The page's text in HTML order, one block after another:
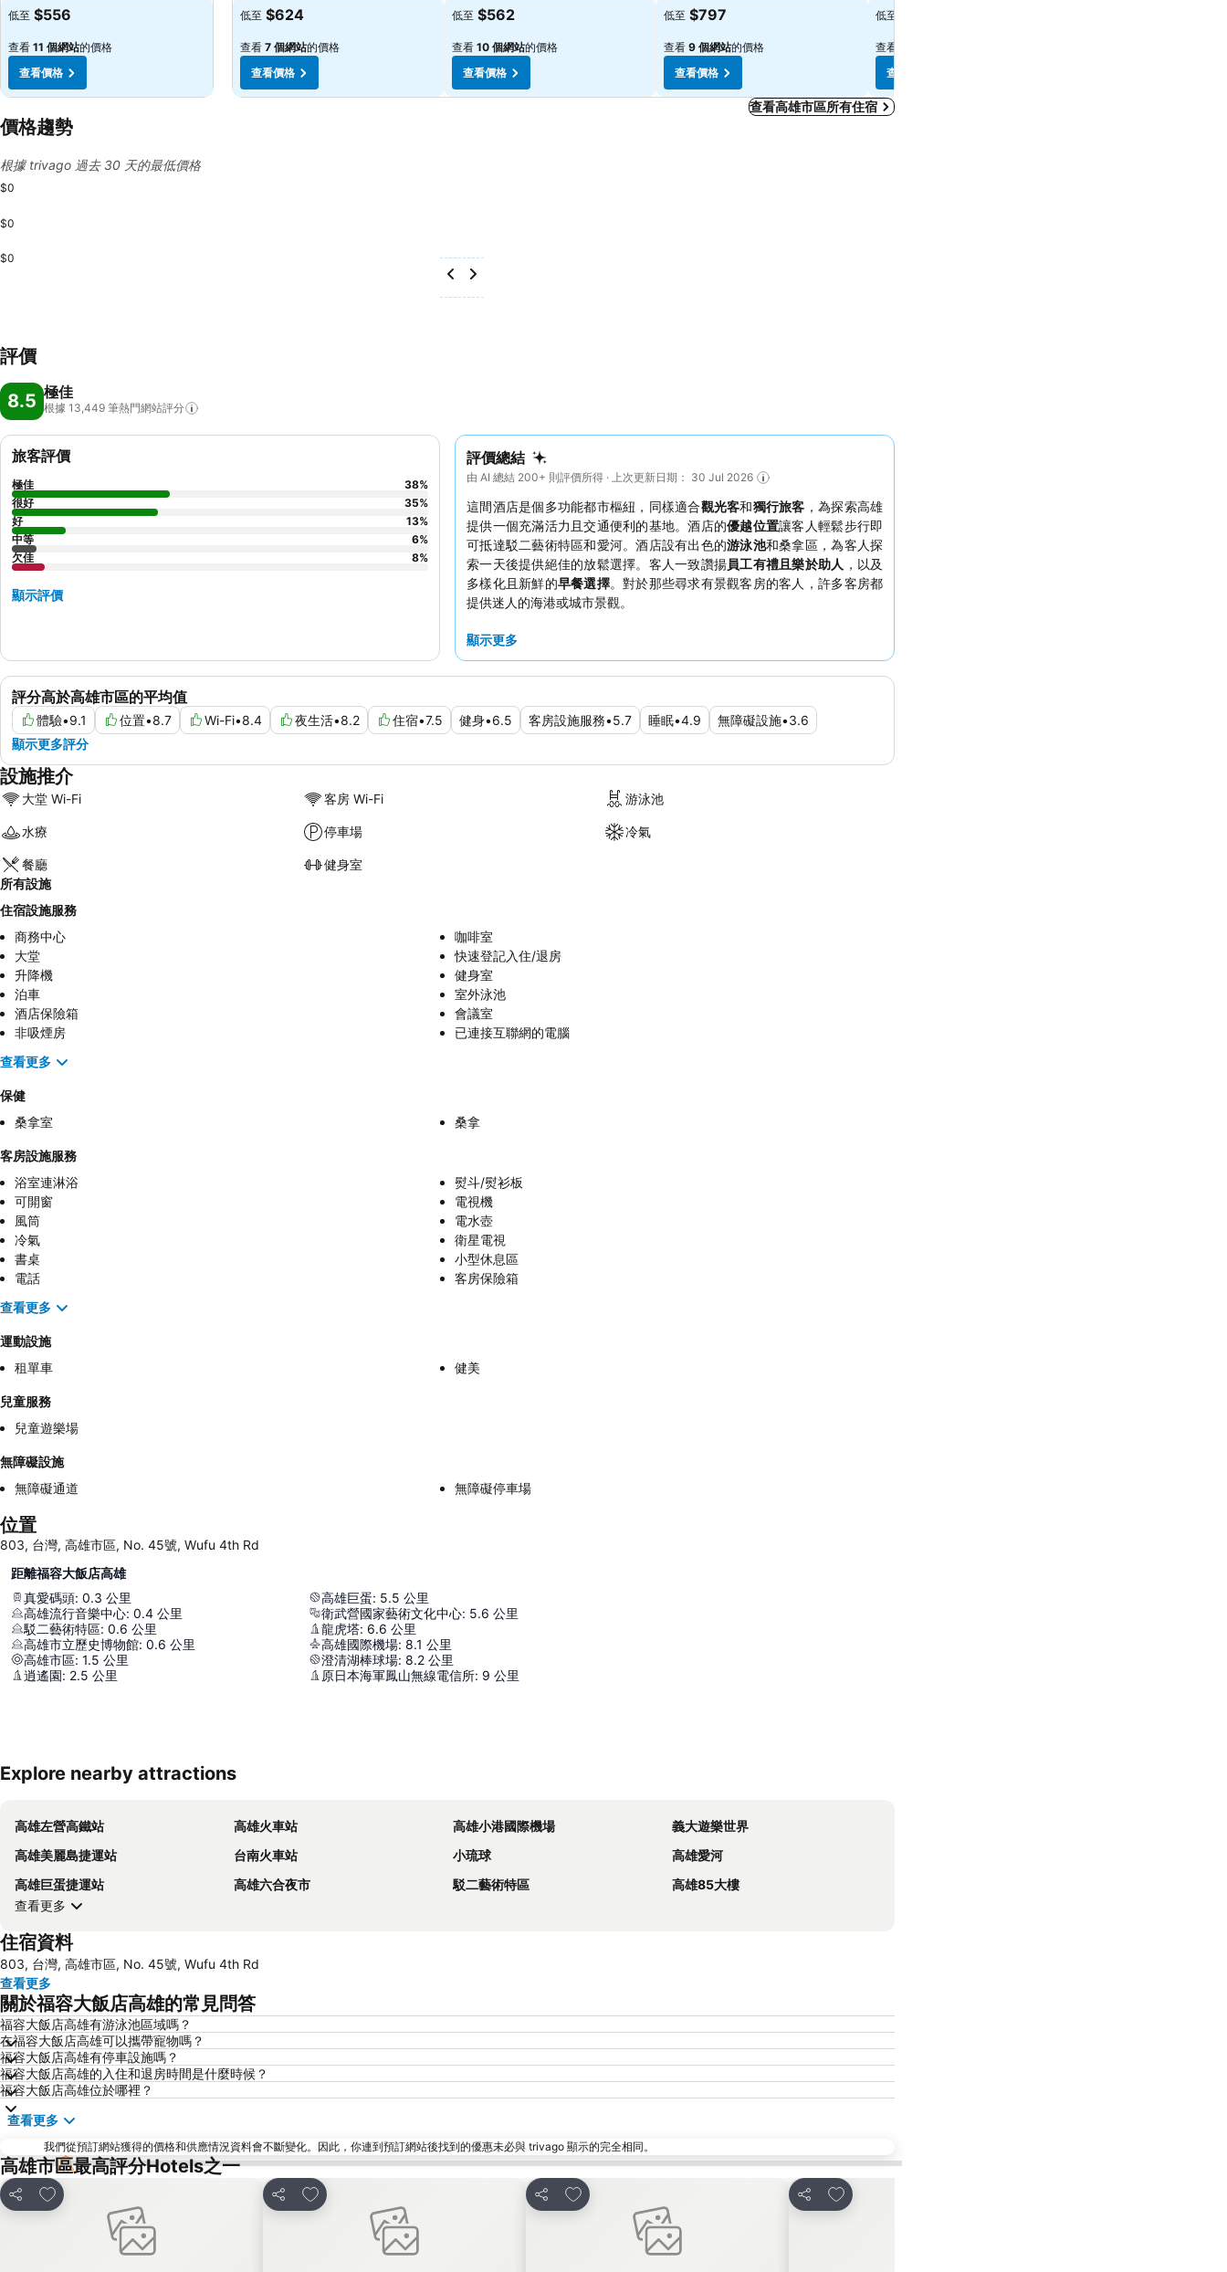
查看價格
低至 $556
查看 11 個網站的價格
查看價格
查看價格
低至 $624
查看 7 個網站的價格
查看價格
查看價格
低至 $562
查看 10 個網站的價格
查看價格
查看價格
低至 $797
查看 9 個網站的價格
查看價格
查看價格
低至
查看
查看價格
查看高雄市區所有住宿
價格趨勢
根據 trivago 過去 30 天的最低價格
$0
$0
$0
評價
8.5 極佳
根據 13,449 筆熱門網站評分
評價總結
由 AI 總結 200+ 則評價所得 · 上次更新日期： 30 Jul 2026
這間酒店是個多功能都市樞紐，同樣適合觀光客和獨行旅客 ，為探索高雄
提供一個充滿活力且交通便利的基地。酒店的優越位置讓客人輕鬆步行即
可抵達駁二藝術特區和愛河。酒店設有出色的游泳池和桑拿區，為客人探
索一天後提供絕佳的放鬆選擇。客人一致讚揚員工有禮且樂於助人 ，以及
多樣化且新鮮的早餐選擇。對於那些尋求有景觀客房的客人，許多客房都
提供迷人的海港或城市景觀。
顯示更多
評分高於高雄市區的平均值
體驗•9.1 位置•8.7 Wi-Fi•8.4 夜生活•8.2 住宿•7.5 健身•6.5 客房設施服務•5.7 睡眠•4.9 無障礙設施•3.6
顯示更多評分
旅客評價
極佳 38%
很好
35%
好
13%
中等
6%
欠佳
8%
顯示評價
設施推介
大堂 Wi-Fi 客房 Wi-Fi 游泳池
水療 停車場 冷氣
餐廳
健身室
所有設施
住宿設施服務
商務中心
咖啡室
大堂
快速登記入住/退房
升降機
健身室
泊車
室外泳池
酒店保險箱
會議室
非吸煙房
已連接互聯網的電腦
查看更多
保健
桑拿室
桑拿
客房設施服務
浴室連淋浴
熨斗/熨衫板
可開窗
電視機
風筒
電水壺
冷氣
衛星電視
書桌
小型休息區
電話
客房保險箱
查看更多
運動設施
租單車
健美
兒童服務
兒童遊樂場
無障礙設施
無障礙通道
無障礙停車場
位置
803, 台灣, 高雄市區, No. 45號, Wufu 4th Rd
距離福容大飯店高雄
真愛碼頭: 0.3 公里
高雄流行音樂中心: 0.4 公里
駁二藝術特區: 0.6 公里
高雄市立歷史博物館: 0.6 公里
高雄市區: 1.5 公里
逍遙園: 2.5 公里
高雄巨蛋: 5.5 公里
衛武營國家藝術文化中心: 5.6 公里
龍虎塔: 6.6 公里
高雄國際機場: 8.1 公里
澄清湖棒球場: 8.2 公里
原日本海軍鳳山無線電信所: 9 公里
Explore nearby attractions
高雄左營高鐵站 高雄火車站 高雄小港國際機場
義大遊樂世界
高雄美麗島捷運站
台南火車站 小琉球
高雄愛河
高雄巨蛋捷運站
高雄六合夜市 駁二藝術特區
高雄85大樓
查看更多
住宿資料
803, 台灣, 高雄市區, No. 45號, Wufu 4th Rd
查看更多
關於福容大飯店高雄的常見問答
福容大飯店高雄有游泳池區域嗎？
在福容大飯店高雄可以攜帶寵物嗎？
福容大飯店高雄有停車設施嗎？
福容大飯店高雄的入住和退房時間是什麼時候？
福容大飯店高雄位於哪裡？
查看更多
我們從預訂網站獲得的價格和供應情況資料會不斷變化。因此，你連到預訂網站後找到的優惠未必與 trivago 顯示的完全相同。
高雄市區最高評分Hotels之一
分享
放到收藏夾
分享
放到收藏夾
分享
放到收藏夾
分享
放到收藏夾